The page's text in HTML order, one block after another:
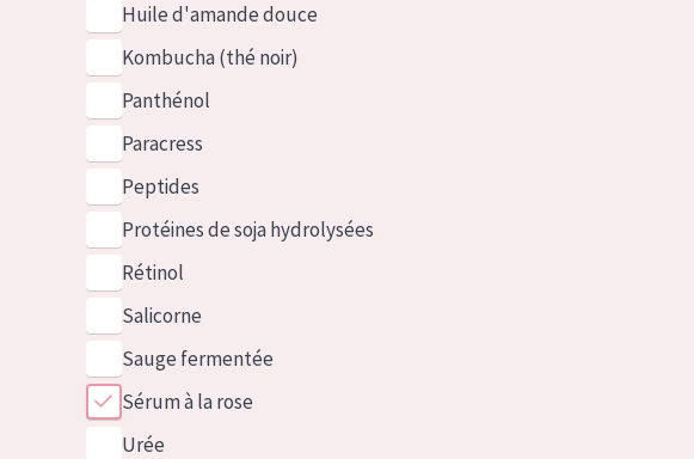
Huile d'amande douce
Kombucha (thé noir)
Panthénol
Paracress
Peptides
Protéines de soja hydrolysées
Rétinol
Salicorne
Sauge fermentée
Sérum à la rose
Urée